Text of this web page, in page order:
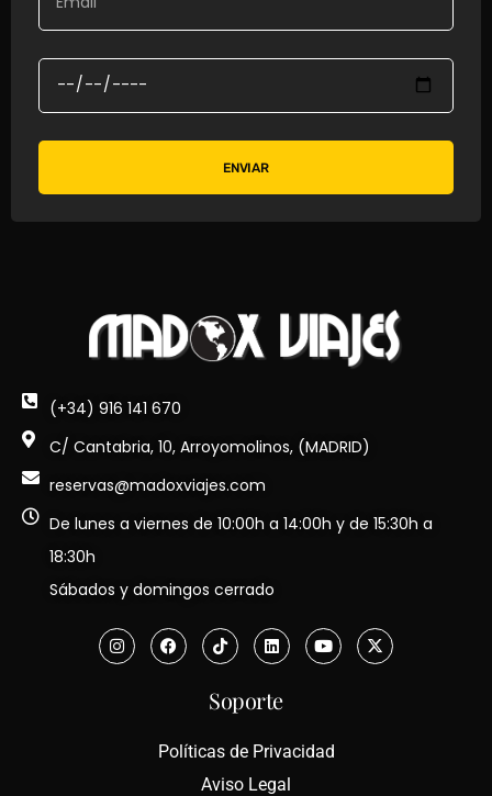
ENVIAR
(+34) 916 141 670
C/ Cantabria, 10, Arroyomolinos, (MADRID)
reservas@madoxviajes.com
De lunes a viernes de 10:00h a 14:00h y de 15:30h a
18:30h
Sábados y domingos cerrado
Soporte
Políticas de Privacidad
Aviso Legal